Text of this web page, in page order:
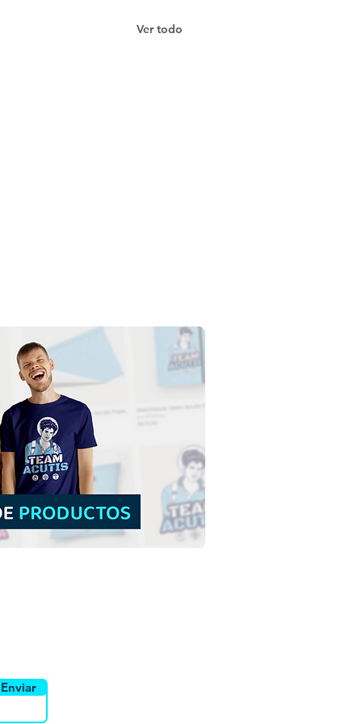
Ver todo
de la Virgen
| Descarga Gratis
Coloreada sin
en PNG
Enviar